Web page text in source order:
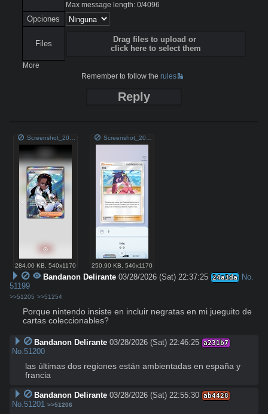
Max message length: 0/4096
Opciones
Files
Drag files to upload or
click here to select them
More
Remember to follow therules
Reply
284.00 KB ,540x1170 250.90 KB 540x1170
Bandanon Delirante 03/28/2026 (Sat) 22:37:25 24a3da
No.
51199
>>51205 >>51254
Porque nintendo insiste en incluir negratas en mi jueguito de
cartas coleccionables?
Bandanon Delirante 03/28/2026 (Sat) 22:46:25 a231b7
No.51200
las últimas dos regiones están ambientadas en españa y
francia
Bandanon Delirante 03/28/2026 (Sat) 22:55:30 ab4428
No.51201 >>51206